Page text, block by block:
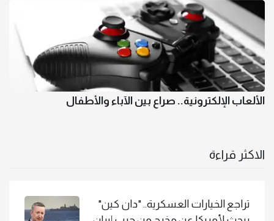
الألعاب الإلكترونية.. صراع بين الآباء والأطفال
الاكثر قراءة
تراجع الخيارات العسكرية.. "دان كين"